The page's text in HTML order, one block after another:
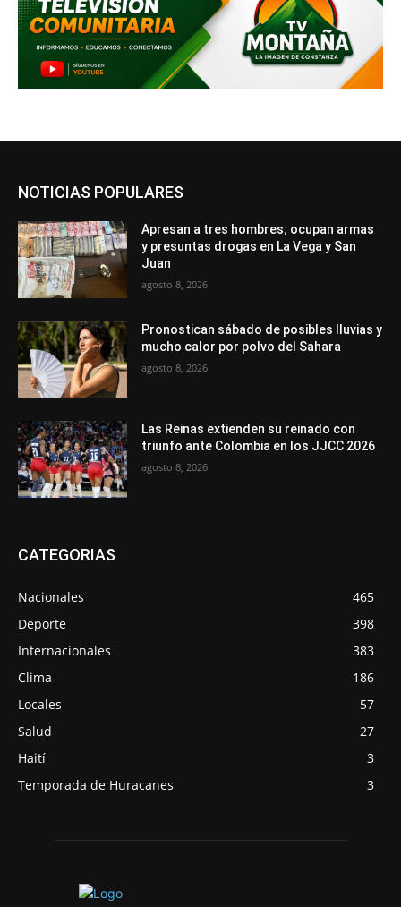
NOTICIAS POPULARES
Apresan a tres hombres; ocupan armas
y presuntas drogas en La Vega y San
Juan
agosto 8, 2026
Pronostican sábado de posibles lluvias y
mucho calor por polvo del Sahara
agosto 8, 2026
Las Reinas extienden su reinado con
triunfo ante Colombia en los JJCC 2026
agosto 8, 2026
CATEGORIAS
Nacionales
465
Deporte
398
Internacionales
383
Clima
186
Locales
57
Salud
27
Haití
3
Temporada de Huracanes
3